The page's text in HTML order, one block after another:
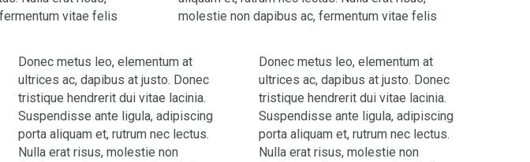
vitae felis
molestie non dapibus ac, fermentum vitae felis
Donec metus leo, elementum at
ultrices ac, dapibus at justo. Donec
tristique hendrerit dui vitae lacinia.
Suspendisse ante ligula, adipiscing
porta aliquam et, rutrum nec lectus.
Nulla erat risus, molestie non
Donec metus leo, elementum at
ultrices ac, dapibus at justo. Donec
tristique hendrerit dui vitae lacinia.
Suspendisse ante ligula, adipiscing
porta aliquam et, rutrum nec lectus.
Nulla erat risus, molestie non